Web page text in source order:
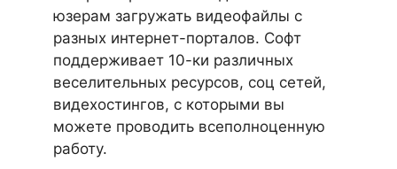
юзерам загружать видеофайлы с
разных интернет-порталов. Софт
поддерживает 10-ки различных
веселительных ресурсов, соц сетей,
видехостингов, с которыми вы
можете проводить всеполноценную
работу.